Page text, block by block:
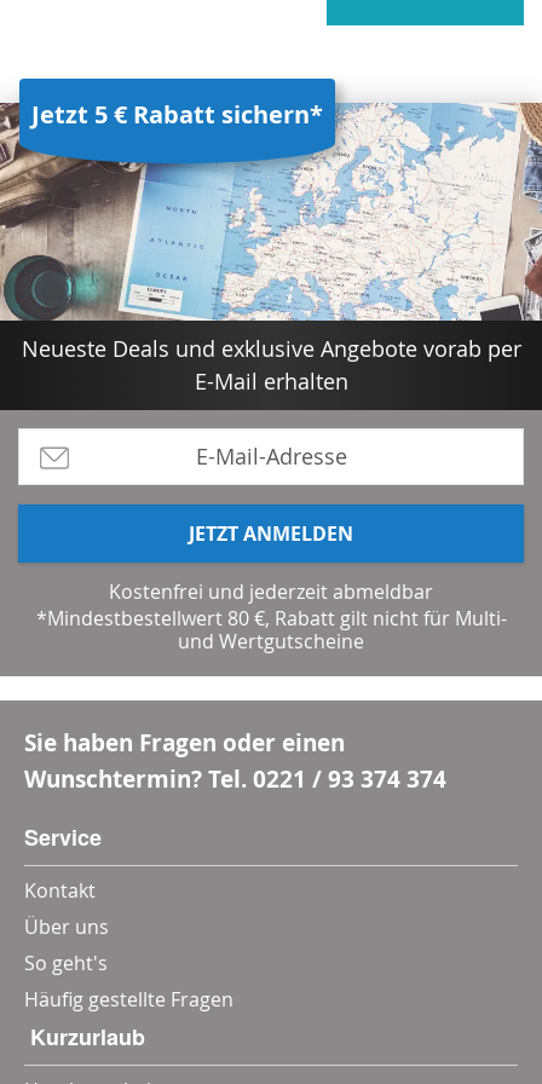
Jetzt 5 € Rabatt sichern*
Neueste Deals und exklusive Angebote vorab per
E-Mail erhalten
JETZT ANMELDEN
Kostenfrei und jederzeit abmeldbar
*Mindestbestellwert 80 €, Rabatt gilt nicht für Multi-
und Wertgutscheine
Sie haben Fragen oder einen
Wunschtermin? Tel.0221 / 93 374 374
Service
Kontakt
Über uns
So geht's
Häufig gestellte Fragen
‎ Kurzurlaub